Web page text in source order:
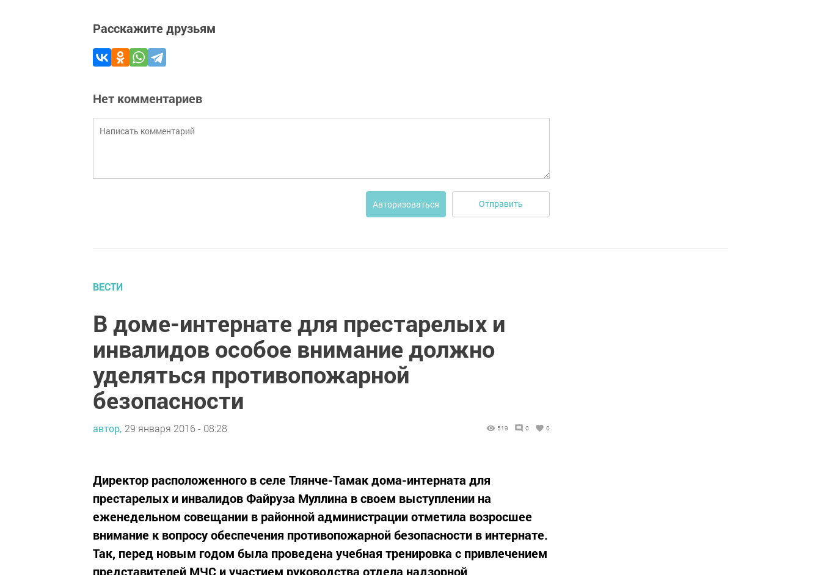
Расскажите друзьям
Нет комментариев
Авторизоваться Отправить
ВЕСТИ
В доме-интернате для престарелых и
инвалидов особое внимание должно
уделяться противопожарной
безопасности
автор, 29 января 2016 - 08:28 519 0 0
Директор расположенного в селе Тлянче-Тамак дома-интерната для
престарелых и инвалидов Файруза Муллина в своем выступлении на
еженедельном совещании в районной администрации отметила возросшее
внимание к вопросу обеспечения противопожарной безопасности в интернате.
Так, перед новым годом была проведена учебная тренировка с привлечением
представителей МЧС и участием руководства отдела надзорной